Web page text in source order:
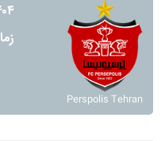
Perspolis Tehran